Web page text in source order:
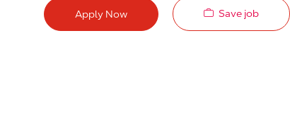
Apply Now Save job